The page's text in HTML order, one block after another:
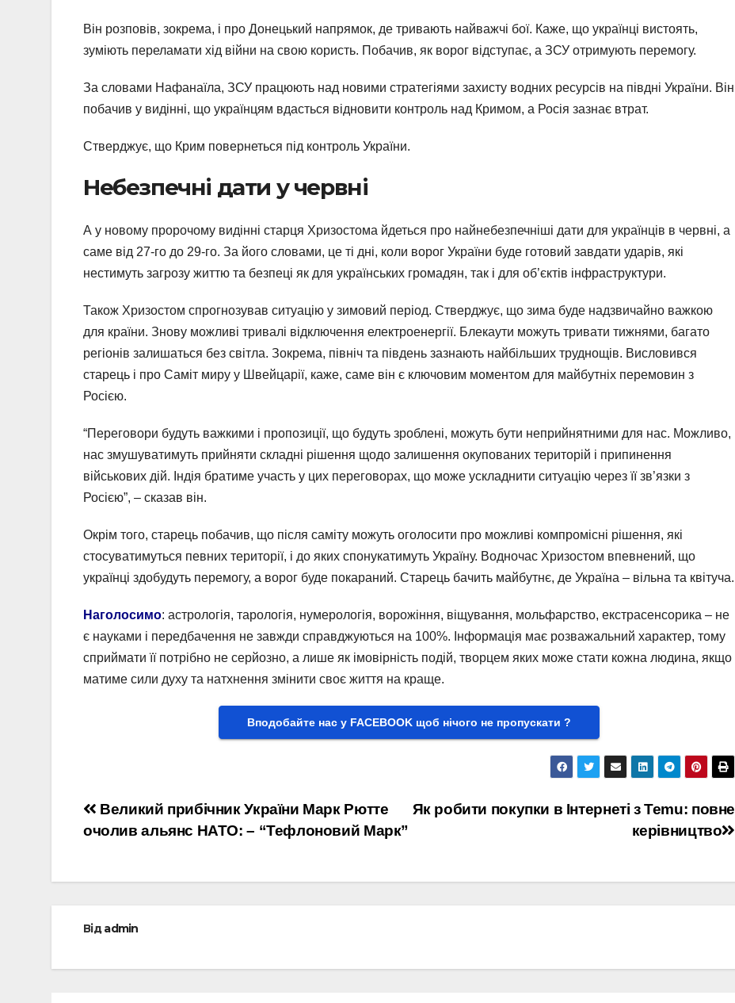
Він розповів, зокрема, і про Донецький напрямок, де тривають найважчі бої. Каже, що українці вистоять,
зуміють переламати хід війни на свою користь. Побачив, як ворог відступає, а ЗСУ отримують перемогу.
За словами Нафанаїла, ЗСУ працюють над новими стратегіями захисту водних ресурсів на півдні України. Він
побачив у видінні, що українцям вдасться відновити контроль над Кримом, а Росія зазнає втрат.
Стверджує, що Крим повернеться під контроль України.
Небезпечні дати у червні
А у новому пророчому видінні старця Хризостома йдеться про найнебезпечніші дати для українців в червні, а
саме від 27-го до 29-го. За його словами, це ті дні, коли ворог України буде готовий завдати ударів, які
нестимуть загрозу життю та безпеці як для українських громадян, так і для об’єктів інфраструктури.
Також Хризостом спрогнозував ситуацію у зимовий період. Стверджує, що зима буде надзвичайно важкою
для країни. Знову можливі тривалі відключення електроенергії. Блекаути можуть тривати тижнями, багато
регіонів залишаться без світла. Зокрема, північ та південь зазнають найбільших труднощів. Висловився
старець і про Саміт миру у Швейцарії, каже, саме він є ключовим моментом для майбутніх перемовин з
Росією.
“Переговори будуть важкими і пропозиції, що будуть зроблені, можуть бути неприйнятними для нас. Можливо,
нас змушуватимуть прийняти складні рішення щодо залишення окупованих територій і припинення
військових дій. Індія братиме участь у цих переговорах, що може ускладнити ситуацію через її зв’язки з
Росією”, – сказав він.
Окрім того, старець побачив, що після саміту можуть оголосити про можливі компромісні рішення, які
стосуватимуться певних території, і до яких спонукатимуть Україну. Водночас Хризостом впевнений, що
українці здобудуть перемогу, а ворог буде покараний. Старець бачить майбутнє, де Україна – вільна та квітуча.
Наголосимо: астрологія, тарологія, нумерологія, ворожіння, віщування, мольфарство, екстрасенсорика – не
є науками і передбачення не завжди справджуються на 100%. Інформація має розважальний характер, тому
сприймати її потрібно не серйозно, а лише як імовірність подій, творцем яких може стати кожна людина, якщо
матиме сили духу та натхнення змінити своє життя на краще.
Вподобайте нас у FACEBOOK щоб нічого не пропускати ?
Навігація
Як робити покупки в Інтернеті з Temu: повне
керівництво
Великий прибічник України Марк Рютте
очолив альянс НАТО: – “Тефлоновий Марк”
Відadmin